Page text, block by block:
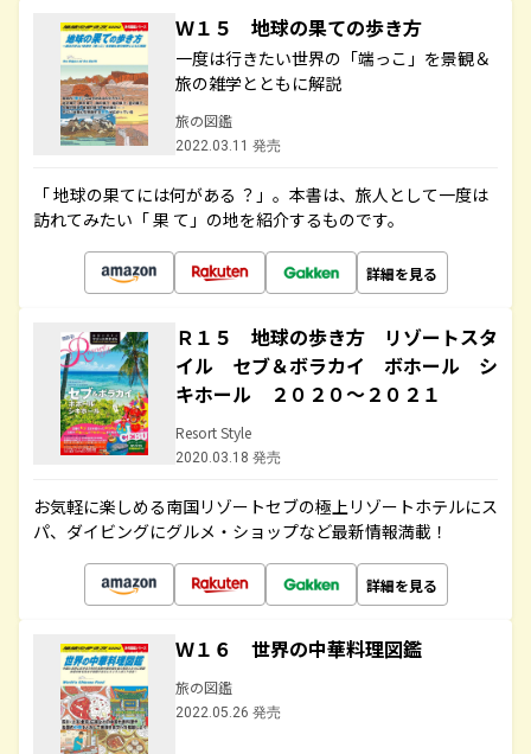
Ｗ１５ 地球の果ての歩き方
一度は行きたい世界の「端っこ」を景観＆
旅の雑学とともに解説
旅の図鑑
2022.03.11 発売
「 地球の果てには何がある ？」。本書は、旅人として一度は
訪れてみたい「 果 て」の地を紹介するものです。
詳細を見る
Ｒ１５ 地球の歩き方 リゾートスタ
イル セブ＆ボラカイ ボホール シ
キホール ２０２０～２０２１
Resort Style
2020.03.18 発売
お気軽に楽しめる南国リゾートセブの極上リゾートホテルにス
パ、ダイビングにグルメ・ショップなど最新情報満載！
詳細を見る
Ｗ１６ 世界の中華料理図鑑
旅の図鑑
2022.05.26 発売